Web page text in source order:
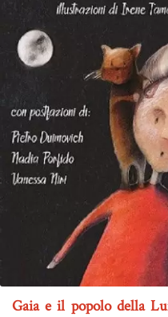
Gaia e il popolo della